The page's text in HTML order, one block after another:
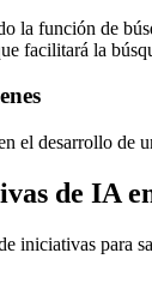
la función de
facilitará la
el desarrollo de
de IA
iniciativas para